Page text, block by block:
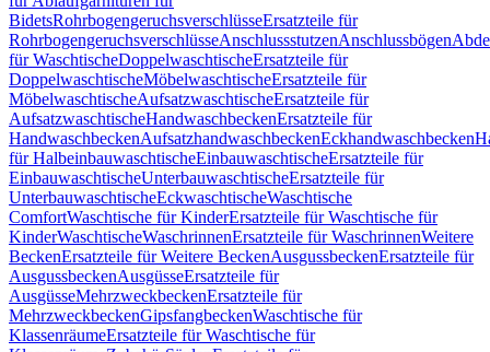
BidetsRohrbogengeruchsverschlüsseErsatzteile für
RohrbogengeruchsverschlüsseAnschlussstutzenAnschlussbögen
für WaschtischeDoppelwaschtischeErsatzteile für
DoppelwaschtischeMöbelwaschtischeErsatzteile für
MöbelwaschtischeAufsatzwaschtischeErsatzteile für
AufsatzwaschtischeHandwaschbeckenErsatzteile für
HandwaschbeckenAufsatzhandwaschbeckenEckhandwaschbecken
für HalbeinbauwaschtischeEinbauwaschtischeErsatzteile für
EinbauwaschtischeUnterbauwaschtischeErsatzteile für
UnterbauwaschtischeEckwaschtischeWaschtische
ComfortWaschtische für KinderErsatzteile für Waschtische für
KinderWaschtischeWaschrinnenErsatzteile für WaschrinnenWeitere
BeckenErsatzteile für Weitere BeckenAusgussbeckenErsatzteile für
AusgussbeckenAusgüsseErsatzteile für
AusgüsseMehrzweckbeckenErsatzteile für
MehrzweckbeckenGipsfangbeckenWaschtische für
KlassenräumeErsatzteile für Waschtische für